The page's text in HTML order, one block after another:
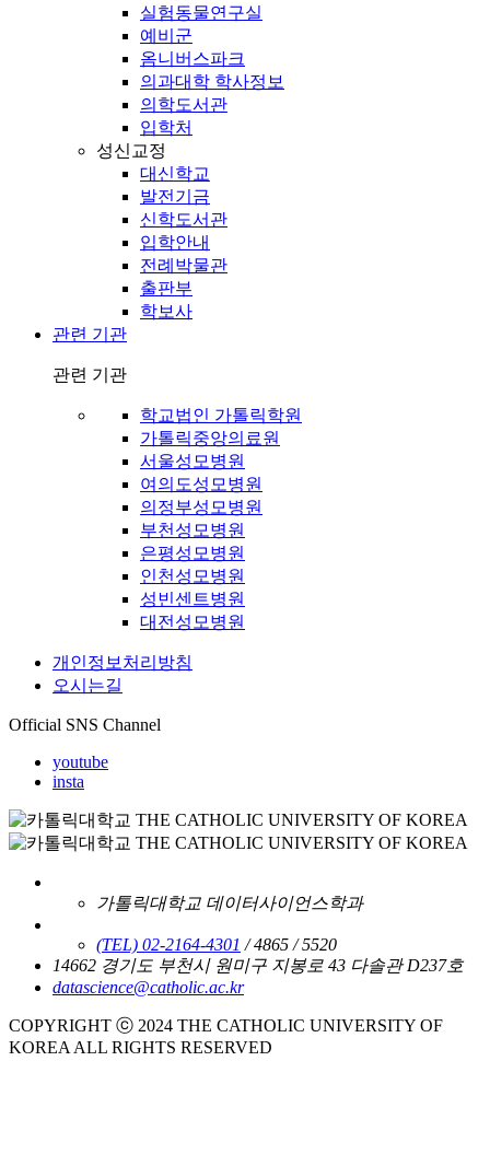
실험동물연구실
예비군
옴니버스파크
의과대학 학사정보
의학도서관
입학처
성신교정
대신학교
발전기금
신학도서관
입학안내
전례박물관
출판부
학보사
관련 기관
관련 기관
학교법인 가톨릭학원
가톨릭중앙의료원
서울성모병원
여의도성모병원
의정부성모병원
부천성모병원
은평성모병원
인천성모병원
성빈센트병원
대전성모병원
개인정보처리방침
오시는길
Official SNS Channel
youtube
insta
가톨릭대학교 데이터사이언스학과
(TEL) 02-2164-4301 / 4865 / 5520
14662 경기도 부천시 원미구 지봉로 43 다솔관 D237호
datascience@catholic.ac.kr
COPYRIGHT ⓒ 2024 THE CATHOLIC UNIVERSITY OF
KOREA ALL RIGHTS RESERVED